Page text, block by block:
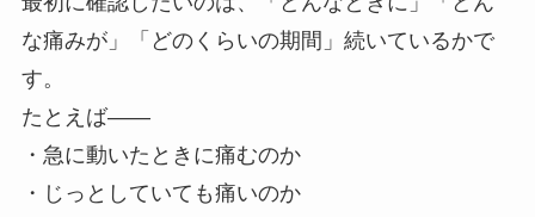
な痛みが」「どのくらいの期間」続いているかで
す。
たとえば——
・急に動いたときに痛むのか
・じっとしていても痛いのか